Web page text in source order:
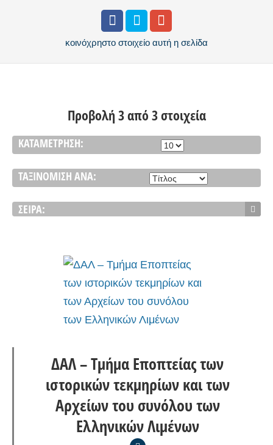
κοινόχρηστο στοιχείο αυτή η σελίδα
Προβολή 3 από 3 στοιχεία
ΚΑΤΑΜΈΤΡΗΣΗ:
ΤΑΞΙΝΌΜΙΣΗ ΑΝΆ:
ΣΕΙΡΆ:
ΔΑΛ – Τμήμα Εποπτείας των
ιστορικών τεκμηρίων και των
Αρχείων του συνόλου των
Ελληνικών Λιμένων